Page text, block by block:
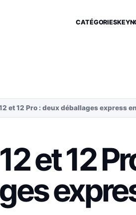
CATÉGORIES
et 12 Pro : deux déballages express
et 12